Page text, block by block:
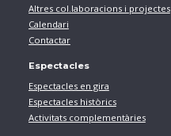
Altres col.laboracions i projectes
Calendari
Contactar
Espectacles
Espectacles en gira
Espectacles històrics
Activitats complementàries